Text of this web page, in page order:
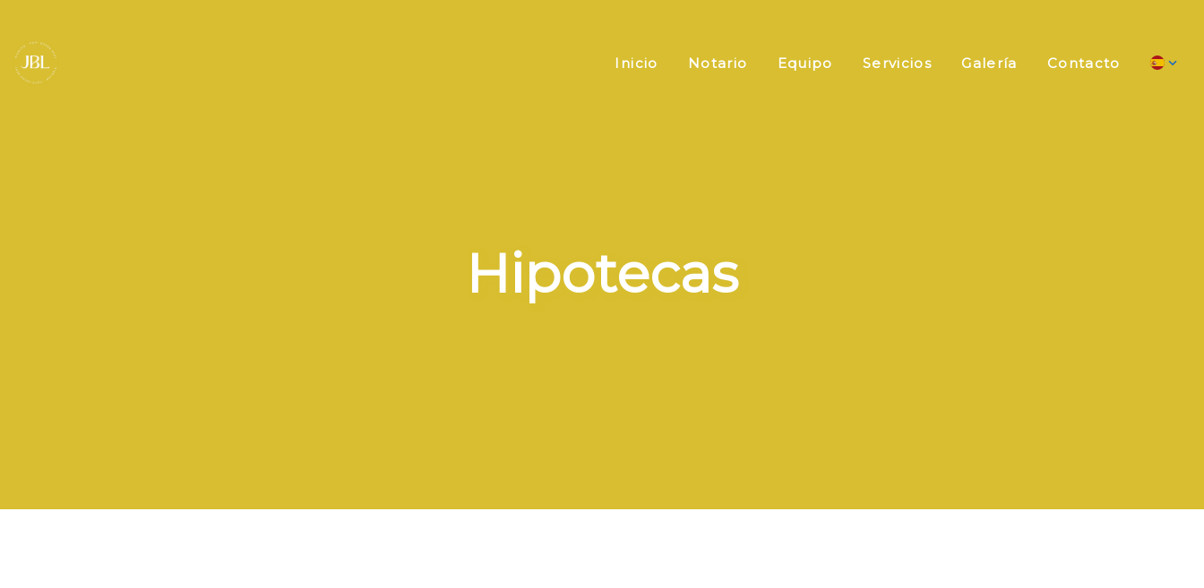
Inicio Notario Equipo Servicios Galería Contacto
Hipotecas